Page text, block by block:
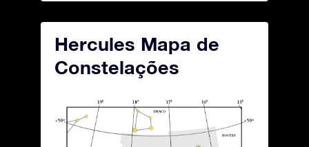
Hercules Mapa de
Constelações